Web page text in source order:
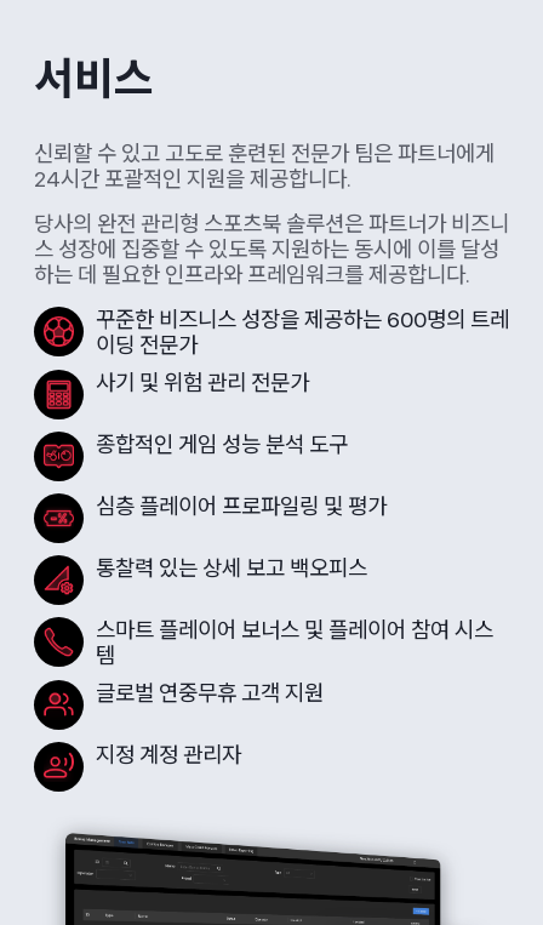
서비스
신뢰할 수 있고 고도로 훈련된 전문가 팀은 파트너에게
24시간 포괄적인 지원을 제공합니다.
당사의 완전 관리형 스포츠북 솔루션은 파트너가 비즈니
스 성장에 집중할 수 있도록 지원하는 동시에 이를 달성
하는 데 필요한 인프라와 프레임워크를 제공합니다.
꾸준한 비즈니스 성장을 제공하는 600명의 트레
이딩 전문가
사기 및 위험 관리 전문가
종합적인 게임 성능 분석 도구
심층 플레이어 프로파일링 및 평가
통찰력 있는 상세 보고 백오피스
스마트 플레이어 보너스 및 플레이어 참여 시스
템
글로벌 연중무휴 고객 지원
지정 계정 관리자